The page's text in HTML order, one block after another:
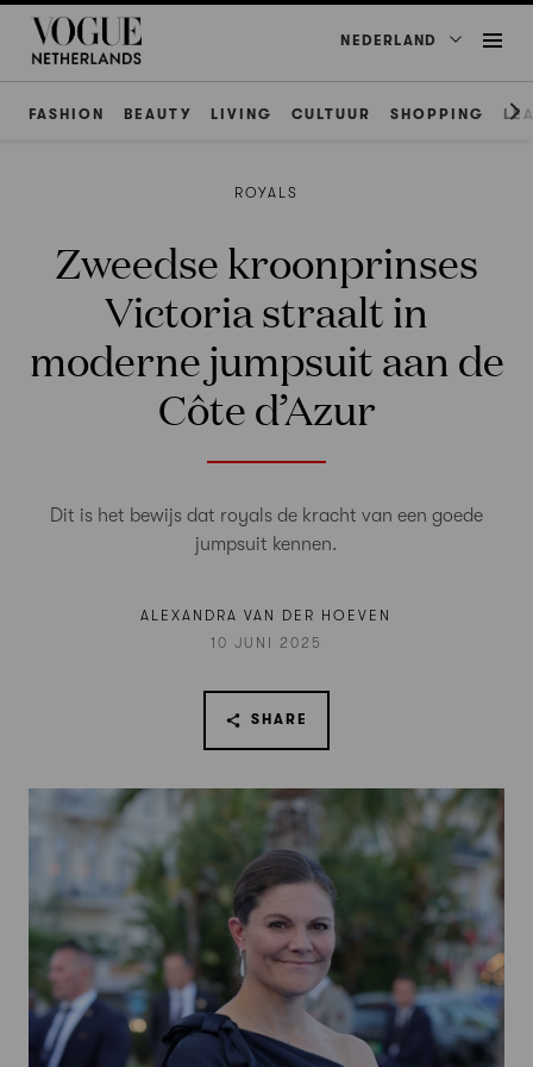
NEDERLAND
FASHION BEAUTY LIVING CULTUUR SHOPPING
ROYALS
Zweedse kroonprinses
Victoria straalt in
moderne jumpsuit aan de
Côte d’Azur
Dit is het bewijs dat royals de kracht van een goede
jumpsuit kennen.
ALEXANDRA VAN DER HOEVEN
10 JUNI 2025
SHARE